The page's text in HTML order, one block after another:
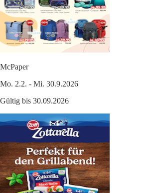
McPaper
Mo. 2.2. - Mi. 30.9.2026
Gültig bis 30.09.2026